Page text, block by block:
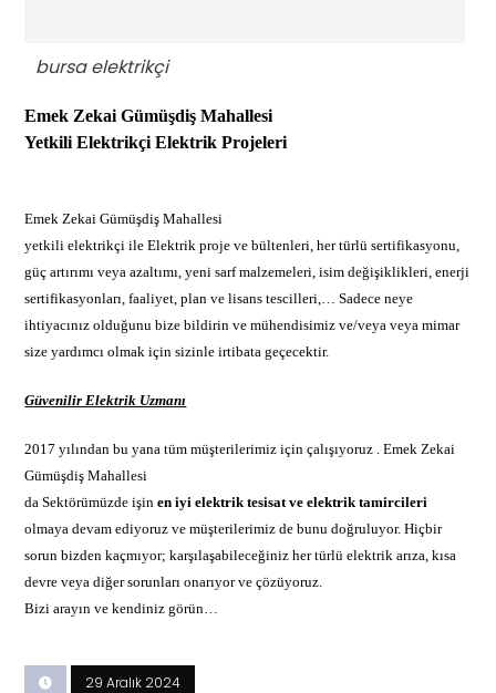
bursa elektrikçi
Emek Zekai Gümüşdiş Mahallesi
Yetkili ElektrikçiElektrik Projeleri
Emek Zekai Gümüşdiş Mahallesi
yetkili elektrikçi ile Elektrik proje ve bültenleri, her türlü sertifikasyonu,
güç artırımı veya azaltımı, yeni sarf malzemeleri, isim değişiklikleri, enerji
sertifikasyonları, faaliyet, plan ve lisans tescilleri,… Sadece neye
ihtiyacınız olduğunu bize bildirin ve mühendisimiz ve/veya veya mimar
size yardımcı olmak için sizinle irtibata geçecektir.
Güvenilir Elektrik Uzmanı
2017 yılından bu yana tüm müşterilerimiz için çalışıyoruz . Emek Zekai
Gümüşdiş Mahallesi
da Sektörümüzde işinen iyielektriktesisat ve elektrik tamircileri
olmaya devam ediyoruz ve müşterilerimiz de bunu doğruluyor. Hiçbir
sorun bizden kaçmıyor; karşılaşabileceğiniz her türlü elektrik arıza, kısa
devre veya diğer sorunları onarıyor ve çözüyoruz.
Bizi arayın ve kendiniz görün…
29 Aralık 2024